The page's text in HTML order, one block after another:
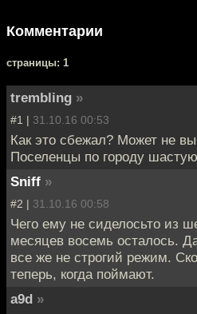
Комментарии
cтраницы: 1
trembling »
#1 | 31.10.16 00:53
Как это сбежал? Может не
Поселенцы по городу
Sniff »
#2 | 31.10.16 00:58
Чего ему не сиделосьто из
месяцев восемь осталось.
все же не строгий режим.
теперь, когда поймают.
a9d »